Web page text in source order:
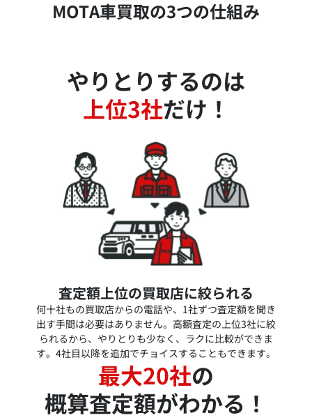
MOTA車買取の3つの仕組み
やりとりするのは
上位3社だけ！
査定額上位の買取店に絞られる
何十社もの買取店からの電話や、1社ずつ査定額を聞き
出す手間は必要はありません。高額査定の上位3社に絞
られるから、やりとりも少なく、ラクに比較ができま
す。4社目以降を追加でチョイスすることもできます。
最大20社の
概算査定額がわかる！